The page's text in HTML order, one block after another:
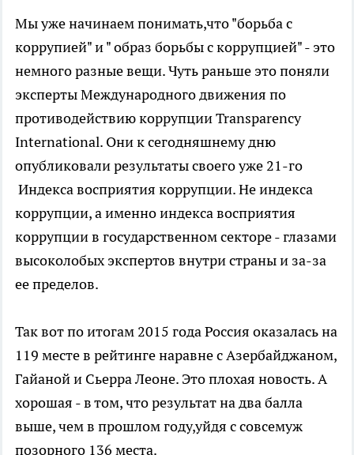
Мы уже начинаем понимать,что "борьба с
коррупией" и " образ борьбы с коррупцией" - это
немного разные вещи. Чуть раньше это поняли
эксперты Международного движения по
противодействию коррупции Transparency
International. Они к сегодняшнему дню
опубликовали результаты своего уже 21-го
Индекса восприятия коррупции. Не индекса
коррупции, а именно индекса восприятия
коррупции в государственном секторе - глазами
высоколобых экспертов внутри страны и за-за
ее пределов.
Так вот по итогам 2015 года Россия оказалась на
119 месте в рейтинге наравне с Азербайджаном,
Гайаной и Сьерра Леоне. Это плохая новость. А
хорошая - в том, что результат на два балла
выше, чем в прошлом году,уйдя с совсемуж
позорного 136 места.